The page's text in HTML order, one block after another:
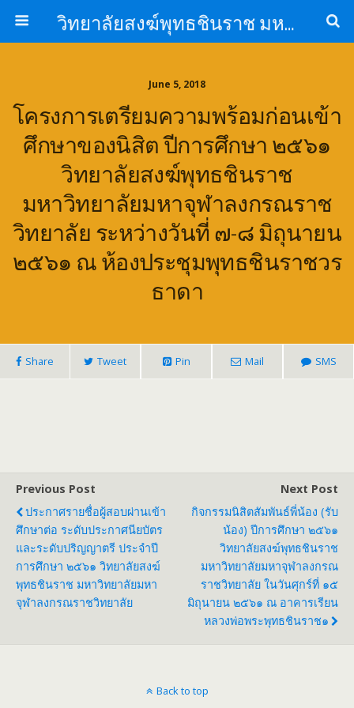
วิทยาลัยสงฆ์พุทธชินราช มหาวิทยาลัยมหาจุฬาลงกรณราชวิทยาลัย
June 5, 2018
โครงการเตรียมความพร้อมก่อนเข้า
ศึกษาของนิสิต ปีการศึกษา ๒๕๖๑
วิทยาลัยสงฆ์พุทธชินราช
มหาวิทยาลัยมหาจุฬาลงกรณราช
วิทยาลัย ระหว่างวันที่ ๗-๘ มิถุนายน
๒๕๖๑ ณ ห้องประชุมพุทธชินราชวร
ธาดา
Share Tweet Pin Mail SMS
Previous Post
ประกาศรายชื่อผู้สอบผ่านเข้า
ศึกษาต่อ ระดับประกาศนียบัตร
และระดับปริญญาตรี ประจำปี
การศึกษา ๒๕๖๑ วิทยาลัยสงฆ์
พุทธชินราช มหาวิทยาลัยมหา
จุฬาลงกรณราชวิทยาลัย
Next Post
กิจกรรมนิสิตสัมพันธ์พี่น้อง (รับ
น้อง) ปีการศึกษา ๒๕๖๑
วิทยาลัยสงฆ์พุทธชินราช
มหาวิทยาลัยมหาจุฬาลงกรณ
ราชวิทยาลัย ในวันศุกร์ที่ ๑๕
มิถุนายน ๒๕๖๑ ณ อาคารเรียน
หลวงพ่อพระพุทธชินราช๑
Back to top